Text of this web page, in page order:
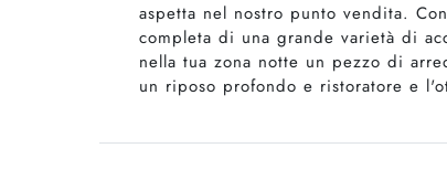
aspetta nel nostro punto vendita.
completa di una grande varietà di
nella tua zona notte un pezzo di
un riposo profondo e ristoratore e